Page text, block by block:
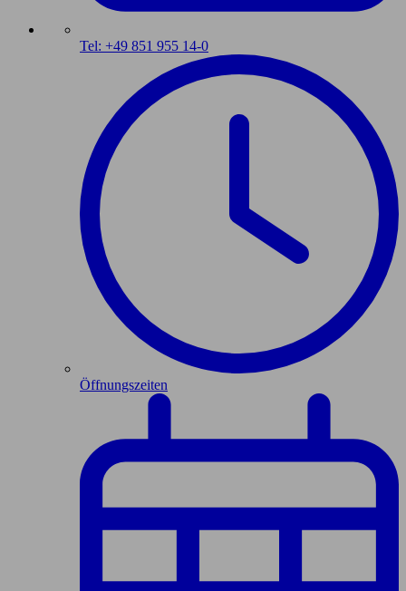
Tel: +49 851 955 14-0
Öffnungszeiten